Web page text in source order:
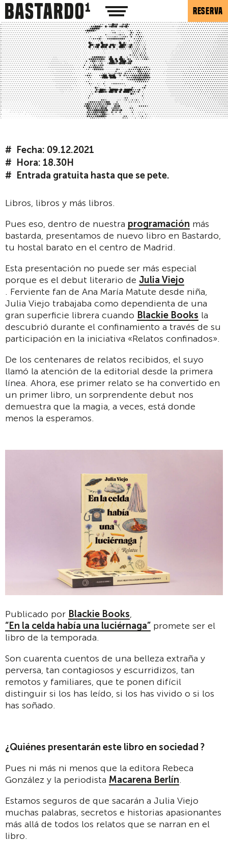
RESERVA
Fecha: 09.12.2021
Hora: 18.30H
Entrada gratuita hasta que se pete.
Libros, libros y más libros.
Pues eso, dentro de nuestra programación más
bastarda, presentamos de nuevo libro en Bastardo,
tu hostal barato en el centro de Madrid.
Esta presentación no puede ser más especial
porque es el debut literario de Julia Viejo
. Ferviente fan de Ana María Matute desde niña,
Julia Viejo trabajaba como dependienta de una
gran superficie librera cuando Blackie Books la
descubrió durante el confinamiento a través de su
participación en la iniciativa «Relatos confinados».
De los centenares de relatos recibidos, el suyo
llamó la atención de la editorial desde la primera
línea. Ahora, ese primer relato se ha convertido en
un primer libro, un sorprendente debut nos
demuestra que la magia, a veces, está donde
menos la esperamos.
Publicado por Blackie Books,
“En la celda había una luciérnaga” promete ser el
libro de la temporada.
Son cuarenta cuentos de una belleza extraña y
perversa, tan contagiosos y escurridizos, tan
remotos y familiares, que te ponen difícil
distinguir si los has leído, si los has vivido o si los
has soñado.
¿Quiénes presentarán este libro en sociedad ?
Pues ni más ni menos que la editora Rebeca
González y la periodista Macarena Berlín.
Estamos seguros de que sacarán a Julia Viejo
muchas palabras, secretos e historias apasionantes
más allá de todos los relatos que se narran en el
libro.